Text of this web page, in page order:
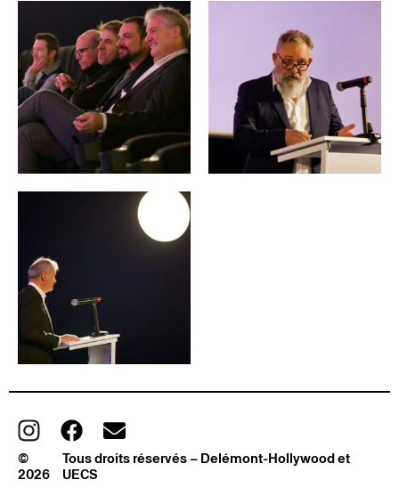
©
2026
Tous droits réservés – Delémont-Hollywood et
UECS